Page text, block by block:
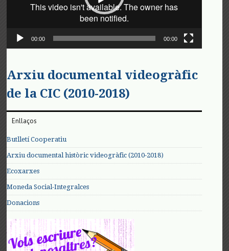
00:00 00:00
Arxiu documental videogràfic
de la CIC (2010-2018)
Enllaços
Butlletí Cooperatiu
Arxiu documental històric videogràfic (2010-2018)
Ecoxarxes
Moneda Social-Integralces
Donacions